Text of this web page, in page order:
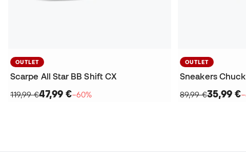
OUTLET
Scarpe All Star BB Shift CX
119,99 €47,99 €−60%
OUTLET
Sneakers
89,99 €35,99 €